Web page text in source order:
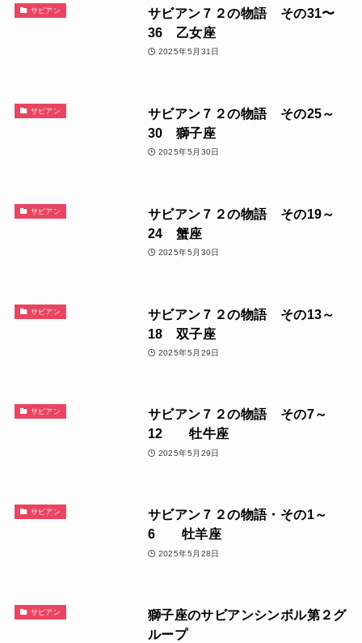
サビアン
サビアン７２の物語 その31〜
36 乙女座
2025年5月31日
サビアン
サビアン７２の物語 その25～
30 獅子座
2025年5月30日
サビアン
サビアン７２の物語 その19～
24 蟹座
2025年5月30日
サビアン
サビアン７２の物語 その13～
18 双子座
2025年5月29日
サビアン
サビアン７２の物語 その7～
12 牡牛座
2025年5月29日
サビアン
サビアン７２の物語・その1～
6 牡羊座
2025年5月28日
サビアン
獅子座のサビアンシンボル第２グ
ループ